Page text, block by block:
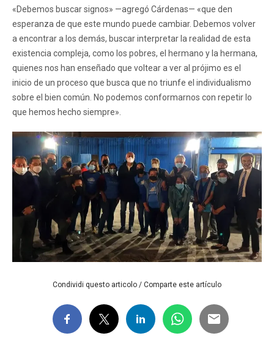
«Debemos buscar signos» —agregó Cárdenas— «que den
esperanza de que este mundo puede cambiar. Debemos volver
a encontrar a los demás, buscar interpretar la realidad de esta
existencia compleja, como los pobres, el hermano y la hermana,
quienes nos han enseñado que voltear a ver al prójimo es el
inicio de un proceso que busca que no triunfe el individualismo
sobre el bien común. No podemos conformarnos con repetir lo
que hemos hecho siempre».
Condividi questo articolo / Comparte este artículo